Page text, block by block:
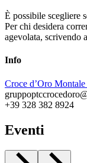
È possibile scegliere
Per chi desidera
agevolata, scrivendo a
Info
Croce d’Oro
+39 328 382 8924
Eventi